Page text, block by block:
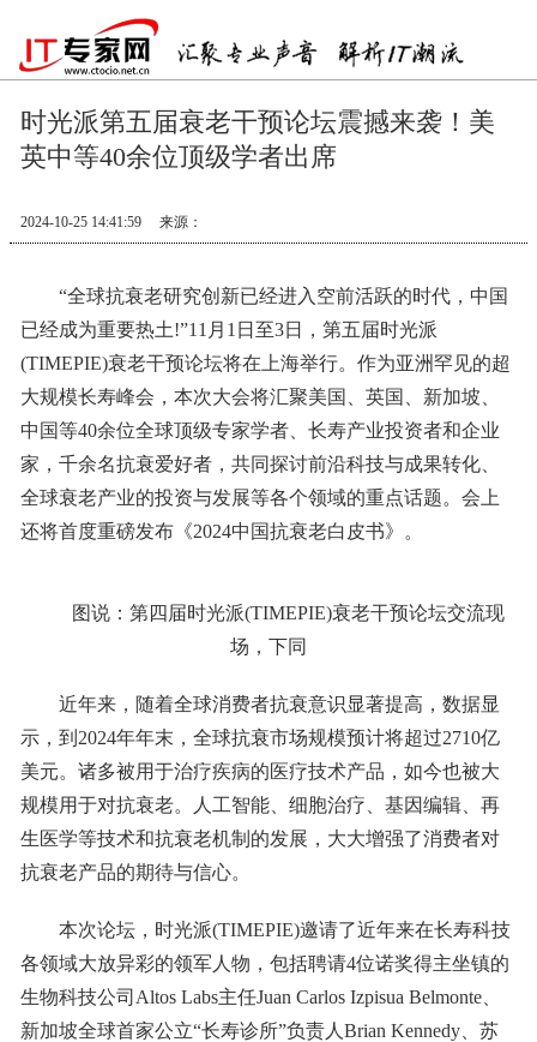
时光派第五届衰老干预论坛震撼来袭！美
英中等40余位顶级学者出席
2024-10-25 14:41:59 来源：
“全球抗衰老研究创新已经进入空前活跃的时代，中国
已经成为重要热土!”11月1日至3日，第五届时光派
(TIMEPIE)衰老干预论坛将在上海举行。作为亚洲罕见的超
大规模长寿峰会，本次大会将汇聚美国、英国、新加坡、
中国等40余位全球顶级专家学者、长寿产业投资者和企业
家，千余名抗衰爱好者，共同探讨前沿科技与成果转化、
全球衰老产业的投资与发展等各个领域的重点话题。会上
还将首度重磅发布《2024中国抗衰老白皮书》。
图说：第四届时光派(TIMEPIE)衰老干预论坛交流现
场，下同
近年来，随着全球消费者抗衰意识显著提高，数据显
示，到2024年年末，全球抗衰市场规模预计将超过2710亿
美元。诸多被用于治疗疾病的医疗技术产品，如今也被大
规模用于对抗衰老。人工智能、细胞治疗、基因编辑、再
生医学等技术和抗衰老机制的发展，大大增强了消费者对
抗衰老产品的期待与信心。
本次论坛，时光派(TIMEPIE)邀请了近年来在长寿科技
各领域大放异彩的领军人物，包括聘请4位诺奖得主坐镇的
生物科技公司Altos Labs主任Juan Carlos Izpisua Belmonte、
新加坡全球首家公立“长寿诊所”负责人Brian Kennedy、苏